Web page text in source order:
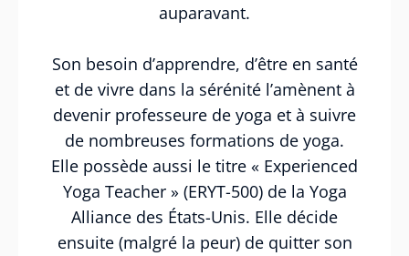
auparavant.
Son besoin d’apprendre, d’être en santé
et de vivre dans la sérénité l’amènent à
devenir professeure de yoga et à suivre
de nombreuses formations de yoga.
Elle possède aussi le titre « Experienced
Yoga Teacher » (ERYT-500) de la Yoga
Alliance des États-Unis. Elle décide
ensuite (malgré la peur) de quitter son